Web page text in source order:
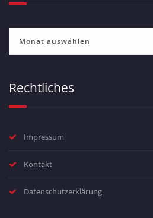
Rechtliches
Impressum
Kontakt
Datenschutzerklärung